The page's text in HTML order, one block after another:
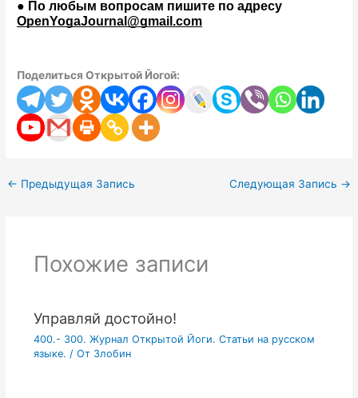
OpenYogaJournal@gmail.com
Поделиться Открытой Йогой:
← Предыдущая Запись Следующая Запись →
Похожие записи
Управляй достойно!
400.- 300. Журнал Открытой Йоги. Статьи на русском
языке. / От Злобин